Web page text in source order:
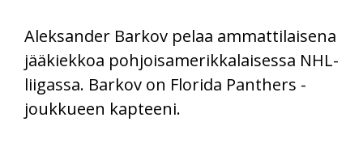
Aleksander Barkov pelaa ammattilaisena
jääkiekkoa pohjoisamerikkalaisessa NHL-
liigassa. Barkov on Florida Panthers -
joukkueen kapteeni.